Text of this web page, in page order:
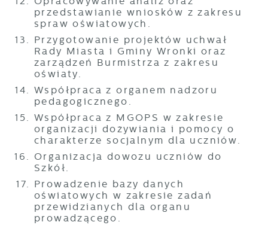
przedstawianie wniosków z zakresu
spraw oświatowych.
Przygotowanie projektów uchwał
Rady Miasta i Gminy Wronki oraz
zarządzeń Burmistrza z zakresu
oświaty.
Współpraca z organem nadzoru
pedagogicznego.
Współpraca z MGOPS w zakresie
organizacji dożywiania i pomocy o
charakterze socjalnym dla uczniów.
Organizacja dowozu uczniów do
Szkół.
Prowadzenie bazy danych
oświatowych w zakresie zadań
przewidzianych dla organu
prowadzącego.